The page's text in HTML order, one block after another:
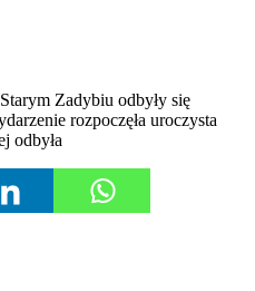
Zadybiu odbyły się
rozpoczęła uroczysta
odbyła